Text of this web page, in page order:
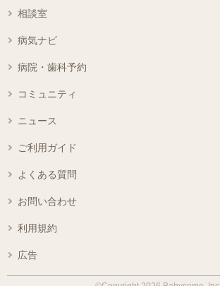
相談室
病気ナビ
病院・歯科予約
コミュニティ
ニュース
ご利用ガイド
よくある質問
お問い合わせ
利用規約
広告